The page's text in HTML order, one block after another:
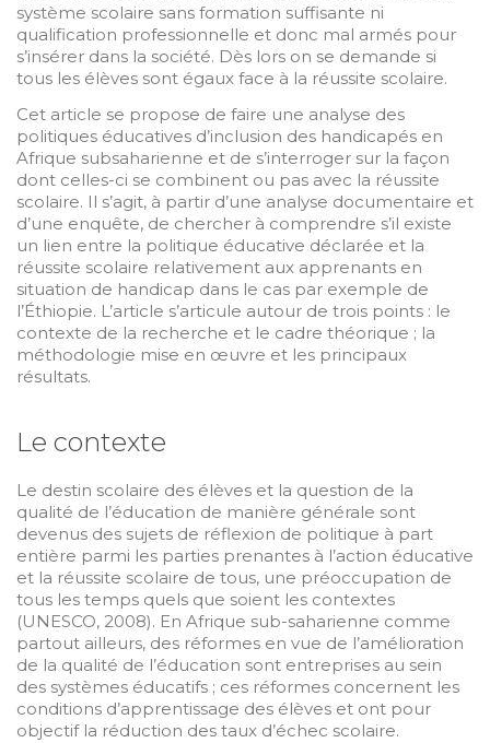
système scolaire sans formation suffisante ni
qualification professionnelle et donc mal armés pour
s’insérer dans la société. Dès lors on se demande si
tous les élèves sont égaux face à la réussite scolaire.
Cet article se propose de faire une analyse des
politiques éducatives d’inclusion des handicapés en
Afrique subsaharienne et de s’interroger sur la façon
dont celles-ci se combinent ou pas avec la réussite
scolaire. Il s’agit, à partir d’une analyse documentaire et
d’une enquête, de chercher à comprendre s’il existe
un lien entre la politique éducative déclarée et la
réussite scolaire relativement aux apprenants en
situation de handicap dans le cas par exemple de
l’Éthiopie. L’article s’articule autour de trois points : le
contexte de la recherche et le cadre théorique ; la
méthodologie mise en œuvre et les principaux
résultats.
Le contexte
Le destin scolaire des élèves et la question de la
qualité de l’éducation de manière générale sont
devenus des sujets de réflexion de politique à part
entière parmi les parties prenantes à l’action éducative
et la réussite scolaire de tous, une préoccupation de
tous les temps quels que soient les contextes
(UNESCO, 2008). En Afrique sub-saharienne comme
partout ailleurs, des réformes en vue de l’amélioration
de la qualité de l’éducation sont entreprises au sein
des systèmes éducatifs ; ces réformes concernent les
conditions d’apprentissage des élèves et ont pour
objectif la réduction des taux d’échec scolaire.